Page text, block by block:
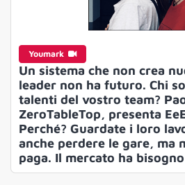
Youmark
Un sistema che non crea
leader non ha futuro. Chi
talenti del vostro team?
ZeroTableTop, presenta
Perché? Guardate i loro
anche perdere le gare, ma
paga. Il mercato ha